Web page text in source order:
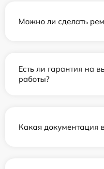
Можно ли сделать
Есть ли гарантия на
работы?
Какая документация